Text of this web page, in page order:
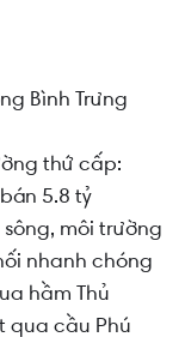
Bình Trưng
thứ cấp:
5.8 tỷ
môi trường
nhanh chóng
hầm Thủ
qua cầu Phú